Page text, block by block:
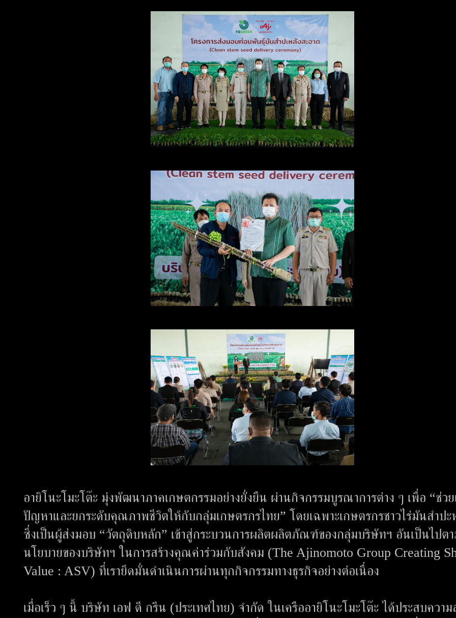
อายิโนะโมะโต๊ะ มุ่งพัฒนาภาคเกษตกรรมอย่างยั่งยืน ผ่านกิจกรรมบูรณาการต่าง ๆ เพื่อ “ช่ว
ปัญหาและยกระดับคุณภาพชีวิตให้กับกลุ่มเกษตรกรไทย” โดยเฉพาะเกษตรกรชาวไร่มันสำปะ
ซึ่งเป็นผู้ส่งมอบ “วัตถุดิบหลัก” เข้าสู่กระบวนการผลิตผลิตภัณฑ์ของกลุ่มบริษัทฯ อันเป็นไปต
นโยบายของบริษัทฯ ในการสร้างคุณค่าร่วมกับสังคม (The Ajinomoto Group Creating
Value : ASV) ที่เรายึดมั่นดำเนินการผ่านทุกกิจกรรมทางธุรกิจอย่างต่อเนื่อง
เมื่อเร็ว ๆ นี้ บริษัท เอฟ ดี กรีน (ประเทศไทย) จำกัด ในเครืออายิโนะโมะโต๊ะ ได้ประสบความ